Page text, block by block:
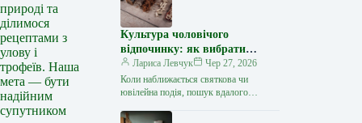
природі та
ділимося
рецептами з
улову і
трофеїв. Наша
мета — бути
надійним
супутником
Культура чоловічого
відпочинку: як вибрати
стильний та корисний
подарунок
Лариса Левчук
Чер 27, 2026
Коли наближається святкова чи
ювілейна подія, пошук вдалого
близької людини нерідко